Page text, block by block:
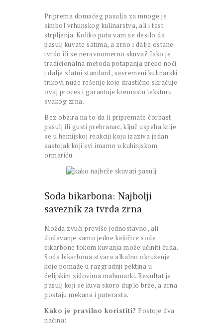
Priprema domaćeg pasulja za mnoge je
simbol vrhunskog kulinarstva, ali i test
strpljenja. Koliko puta vam se desilo da
pasulj kuvate satima, a zrno i dalje ostane
tvrdo ili se neravnomerno skuva? Iako je
tradicionalna metoda potapanja preko noći
i dalje zlatni standard, savremeni kulinarski
trikovi nude rešenje koje drastično skraćuje
ovaj proces i garantuje kremastu teksturu
svakog zrna.
Bez obzira na to da li pripremate čorbast
pasulj ili gusti prebranac, ključ uspeha krije
se u hemijskoj reakciji koju izaziva jedan
sastojak koji svi imamo u kuhinjskom
ormariću.
Soda bikarbona: Najbolji
saveznik za tvrda zrna
Možda zvuči previše jednostavno, ali
dodavanje samo jedne kašičice sode
bikarbone tokom kuvanja može učiniti čuda.
Soda bikarbona stvara alkalno okruženje
koje pomaže u razgradnji pektina u
ćelijskim zidovima mahunarki. Rezultat je
pasulj koji se kuva skoro duplo brže, a zrna
postaju mekana i puterasta.
Kako je pravilno koristiti? Postoje dva
načina: